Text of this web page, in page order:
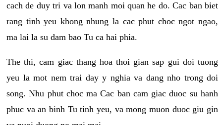
cach de duy tri va lon manh moi quan he do. Cac ban biet
rang tinh yeu khong nhung la cac phut choc ngot ngao,
ma lai la su dam bao Tu ca hai phia.
The thi, cam giac thang hoa thoi gian sap gui doi tuong
yeu la mot nem trai day y nghia va dang nho trong doi
song. Nhu phut choc ma Cac ban cam giac duoc su hanh
phuc va an binh Tu tinh yeu, va mong muon duoc giu gin